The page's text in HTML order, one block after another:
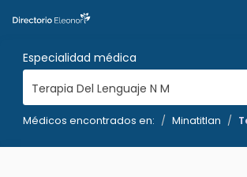
Especialidad médica
Terapia Del Lenguaje N M
Médicos encontrados en: Minatitlan